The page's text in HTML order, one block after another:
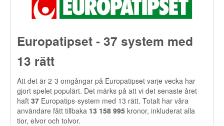
Europatipset - 37 system med
13 rätt
Att det är 2-3 omgångar på Europatipset varje vecka har
gjort spelet populärt. Det märks på att vi det senaste året
haft 37 Europatips-system med 13 rätt. Totalt har våra
användare fått tillbaka 13 158 995 kronor, inkluderat alla
tior, elvor och tolvor.